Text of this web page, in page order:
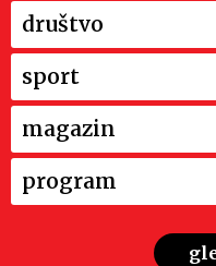
društvo
sport
magazin
program